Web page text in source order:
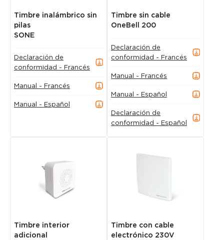
Timbre inalámbrico sin
pilas
SONE
Declaración de
conformidad - Francés
Manual - Francés
Manual - Español
Timbre sin cable
OneBell 200
Declaración de
conformidad - Francés
Manual - Francés
Manual - Español
Declaración de
conformidad - Español
Timbre interior
adicional
Timbre con cable
electrónico 230V